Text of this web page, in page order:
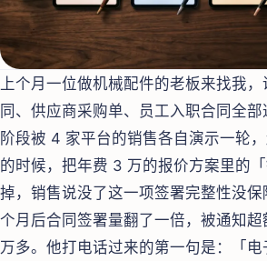
上个月一位做机械配件的老板来找我
同、供应商采购单、员工入职合同全
阶段被 4 家平台的销售各自演示一轮
的时候，把年费 3 万的报价方案里的
掉，销售说没了这一项签署完整性没
个月后合同签署量翻了一倍，被通知
万多。他打电话过来的第一句是：「